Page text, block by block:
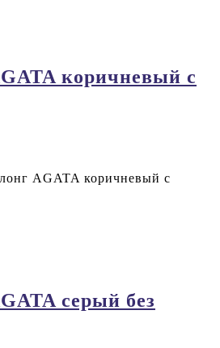
коричневый с
AGATA коричневый с
серый без